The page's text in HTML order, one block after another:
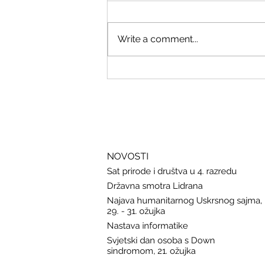
Write a comment...
NOVOSTI
Sat prirode i društva u 4. razredu
Državna smotra Lidrana
Najava humanitarnog Uskrsnog sajma,
29. - 31. ožujka
Nastava informatike
Svjetski dan osoba s Down
sindromom, 21. ožujka